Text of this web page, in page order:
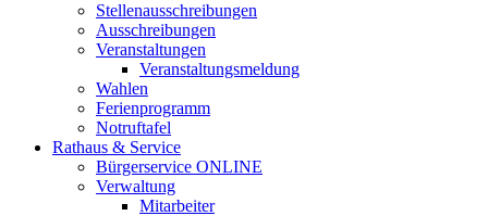
Stellenausschreibungen
Ausschreibungen
Veranstaltungen
Veranstaltungsmeldung
Wahlen
Ferienprogramm
Notruftafel
Rathaus & Service
Bürgerservice ONLINE
Verwaltung
Mitarbeiter